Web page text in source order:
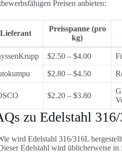
Preisen anbieten:
Lieferant
Preisspanne (pro
kg)
$2.50 – $4.00
$2.80 – $4.50
$2.20 – $3.80
zu Edelstahl
wird Edelstahl 316/316L
Edelstahl wird üblicherweise in